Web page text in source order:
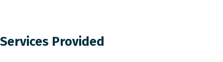
Services Provided